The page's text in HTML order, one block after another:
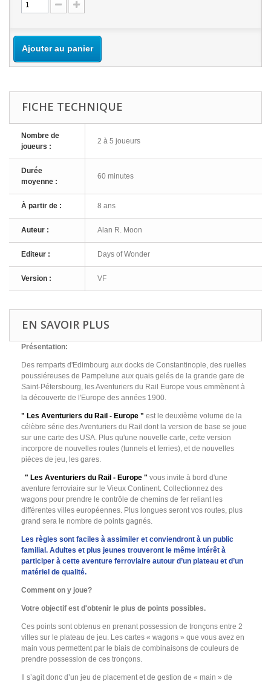
Ajouter au panier
FICHE TECHNIQUE
Nombre de
joueurs :
2 à 5 joueurs
Durée
moyenne :
60 minutes
À partir de : 8 ans
Auteur : Alan R. Moon
Editeur : Days of Wonder
Version : VF
EN SAVOIR PLUS
Présentation:
Des remparts d'Edimbourg aux docks de Constantinople, des ruelles
poussiéreuses de Pampelune aux quais gelés de la grande gare de
Saint-Pétersbourg, les Aventuriers du Rail Europe vous emmènent à
la découverte de l'Europe des années 1900.
" Les Aventuriers du Rail - Europe " est le deuxième volume de la
célèbre série des Aventuriers du Rail dont la version de base se joue
sur une carte des USA. Plus qu'une nouvelle carte, cette version
incorpore de nouvelles routes (tunnels et ferries), et de nouvelles
pièces de jeu, les gares.
" Les Aventuriers du Rail - Europe " vous invite à bord d'une
aventure ferroviaire sur le Vieux Continent. Collectionnez des
wagons pour prendre le contrôle de chemins de fer reliant les
différentes villes européennes. Plus longues seront vos routes, plus
grand sera le nombre de points gagnés.
Les règles sont faciles à assimiler et conviendront à un public
familial. Adultes et plus jeunes trouveront le même intérêt à
participer à cette aventure ferroviaire autour d’un plateau et d’un
matériel de qualité.
Comment on y joue?
Votre objectif est d'obtenir le plus de points possibles.
Ces points sont obtenus en prenant possession de tronçons entre 2
villes sur le plateau de jeu. Les cartes « wagons » que vous avez en
main vous permettent par le biais de combinaisons de couleurs de
prendre possession de ces tronçons.
Il s’agit donc d’un jeu de placement et de gestion de « main » de